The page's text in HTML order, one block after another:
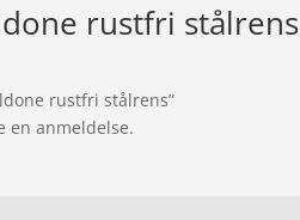
rustfri stålrens
rustfri stålrens”
en anmeldelse.